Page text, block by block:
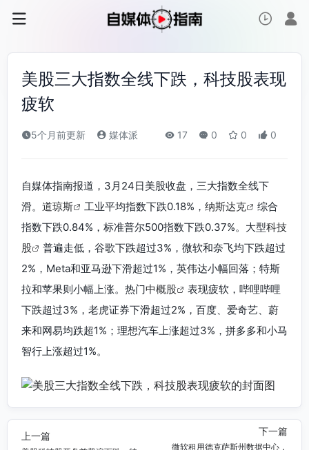
美股三大指数全线下跌，科技股表现
疲软
5个月前更新 媒体派 17 0 0 0
自媒体指南报道，3月24日美股收盘，三大指数全线下
滑。 道琼斯 工业平均指数下跌0.18%， 纳斯达克
综合
指数下跌0.84%，标准普尔500指数下跌0.37%。大型科技
股
普遍走低，谷歌下跌超过3%，微软和奈飞均下跌超过
2%，Meta和亚马逊下滑超过1%，英伟达小幅回落；特斯
拉和苹果则小幅上涨。热门中概股
表现疲软，哔哩哔哩
下跌超过3%，老虎证券下滑超过2%，百度、爱奇艺、蔚
来和网易均跌超1%；理想汽车上涨超过3%，拼多多和小马
智行上涨超过1%。
上一篇 下一篇
微软租用德克萨斯州数据中心，